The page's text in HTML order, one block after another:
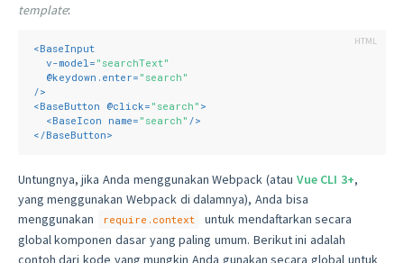
template:
<BaseInput
v-model= "searchText"
  @
keydown.enter= "search"
/>
<BaseButton @click= "search" >
<BaseIcon name= "search" />
</BaseButton>
Untungnya, jika Anda menggunakan Webpack (atau Vue CLI 3+,
yang menggunakan Webpack di dalamnya), Anda bisa
menggunakan
require.context
untuk mendaftarkan secara
global komponen dasar yang paling umum. Berikut ini adalah